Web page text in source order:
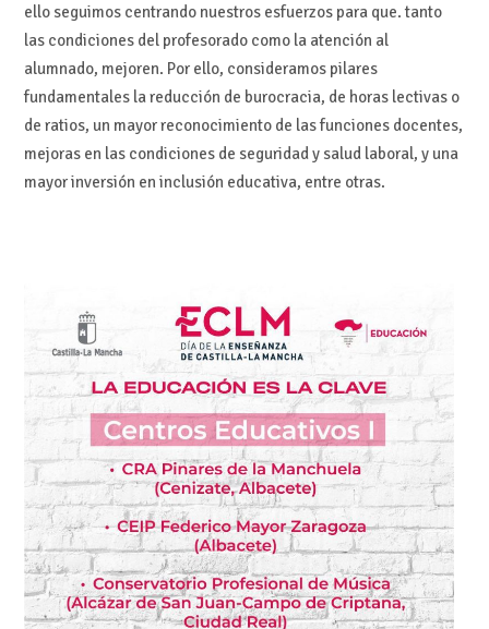
ello seguimos centrando nuestros esfuerzos para que. tanto
las condiciones del profesorado como la atención al
alumnado, mejoren. Por ello, consideramos pilares
fundamentales la reducción de burocracia, de horas lectivas o
de ratios, un mayor reconocimiento de las funciones docentes,
mejoras en las condiciones de seguridad y salud laboral, y una
mayor inversión en inclusión educativa, entre otras.